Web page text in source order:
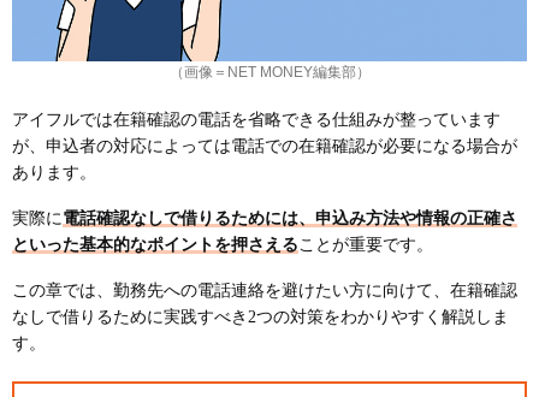
（画像＝NET MONEY編集部）
アイフルでは在籍確認の電話を省略できる仕組みが整っています
が、申込者の対応によっては電話での在籍確認が必要になる場合が
あります。
実際に 電話確認なしで借りるためには、申込み方法や情報の正確さ
といった基本的なポイントを押さえる ことが重要です。
この章では、勤務先への電話連絡を避けたい方に向けて、在籍確認
なしで借りるために実践すべき2つの対策をわかりやすく解説しま
す。